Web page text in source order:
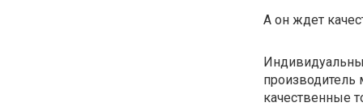
А он ждет
качественные